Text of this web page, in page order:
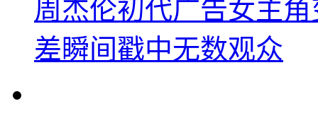
周杰伦初代广告女主
差瞬间戳中无数观众